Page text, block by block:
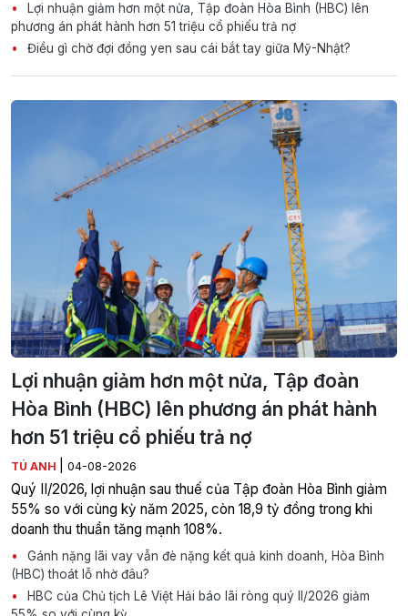
Lợi nhuận giảm hơn một nửa, Tập đoàn Hòa Bình (HBC) lên
phương án phát hành hơn 51 triệu cổ phiếu trả nợ
Điều gì chờ đợi đồng yen sau cái bắt tay giữa Mỹ-Nhật?
Lợi nhuận giảm hơn một nửa, Tập đoàn
Hòa Bình (HBC) lên phương án phát hành
hơn 51 triệu cổ phiếu trả nợ
TÚ ANH 04-08-2026
Quý II/2026, lợi nhuận sau thuế của Tập đoàn Hòa Bình giảm
55% so với cùng kỳ năm 2025, còn 18,9 tỷ đồng trong khi
doanh thu thuần tăng mạnh 108%.
Gánh nặng lãi vay vẫn đè nặng kết quả kinh doanh, Hòa Bình
(HBC) thoát lỗ nhờ đâu?
HBC của Chủ tịch Lê Việt Hải báo lãi ròng quý II/2026 giảm